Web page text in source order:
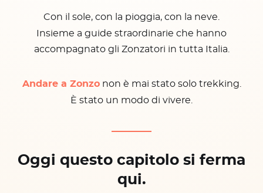
Con il sole, con la pioggia, con la neve.
Insieme a guide straordinarie che hanno
accompagnato gli Zonzatori in tutta Italia.
Andare a Zonzonon è mai stato solo trekking.
È stato un modo di vivere.
Oggi questo capitolo si ferma
qui.